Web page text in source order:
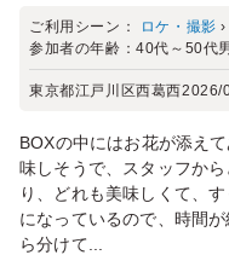
ご利用シーン： ロケ・撮影 ›
参加者の年齢：40代～50代
東京都江戸川区西葛西2026/
BOXの中にはお花が添え
味しそうで、スタッフか
り、どれも美味しくて、
になっているので、時間
ら分けて...